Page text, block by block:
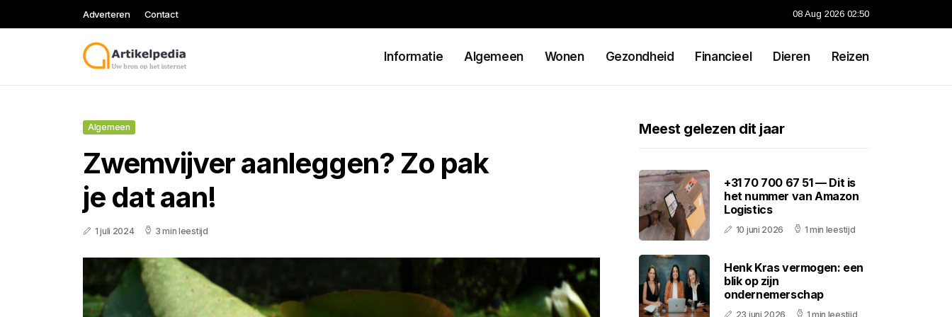
Adverteren Contact 08 Aug 2026 02:50
Informatie Algemeen Wonen Gezondheid Financieel Dieren Reizen
Algemeen
Zwemvijver aanleggen? Zo pak
je dat aan!
1 juli 2024 3 min leestijd
Meest gelezen dit jaar
+31 70 700 67 51 — Dit is
het nummer van Amazon
Logistics
10 juni 2026 1 min leestijd
Henk Kras vermogen: een
blik op zijn
ondernemerschap
23 juni 2026 1 min leestijd